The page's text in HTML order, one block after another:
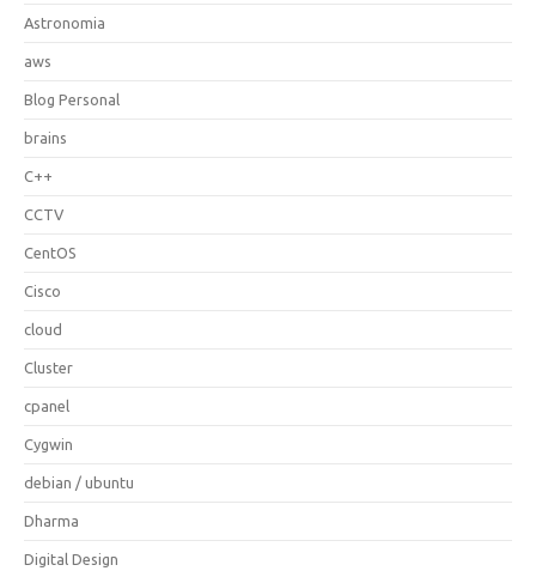
Astronomia
aws
Blog Personal
brains
C++
CCTV
CentOS
Cisco
cloud
Cluster
cpanel
Cygwin
debian / ubuntu
Dharma
Digital Design